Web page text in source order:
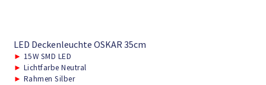
LED Deckenleuchte OSKAR 35cm
► 15W SMD LED
► Lichtfarbe Neutral
► Rahmen Silber